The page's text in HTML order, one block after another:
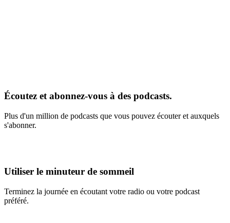
Écoutez et abonnez-vous à des podcasts.
Plus d'un million de podcasts que vous pouvez écouter et auxquels
s'abonner.
Utiliser le minuteur de sommeil
Terminez la journée en écoutant votre radio ou votre podcast
préféré.